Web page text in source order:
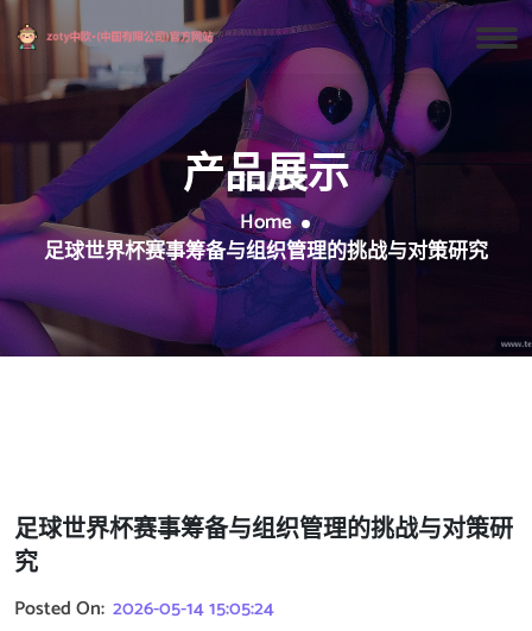
产品展示
Home
足球世界杯赛事筹备与组织管理的挑战与对策研究
足球世界杯赛事筹备与组织管理的挑战与对策研
究
Posted On: 2026-05-14 15:05:24